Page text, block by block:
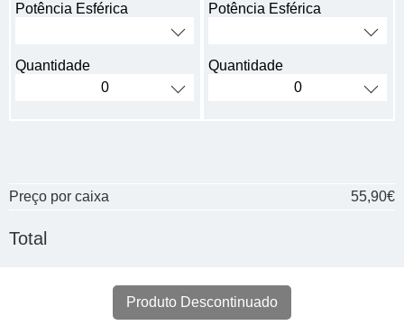
Potência Esférica
Quantidade
Potência Esférica
Quantidade
Preço por caixa 55,90€
Total
Produto Descontinuado